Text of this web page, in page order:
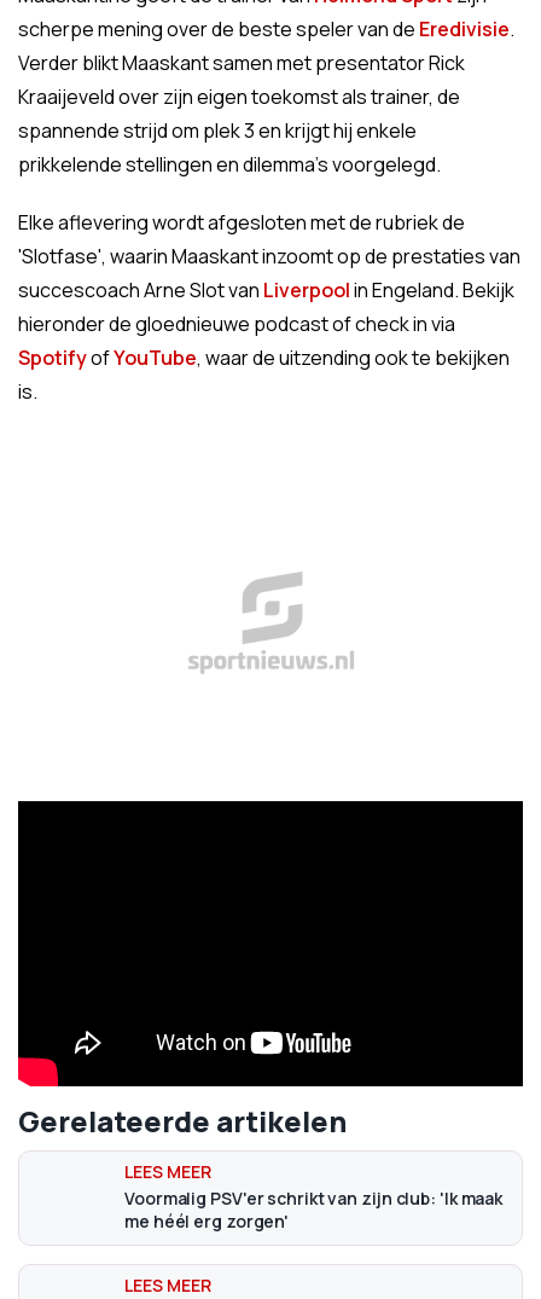
scherpe mening over de beste speler van de Eredivisie.
Verder blikt Maaskant samen met presentator Rick
Kraaijeveld over zijn eigen toekomst als trainer, de
spannende strijd om plek 3 en krijgt hij enkele
prikkelende stellingen en dilemma's voorgelegd.
Elke aflevering wordt afgesloten met de rubriek de
'Slotfase', waarin Maaskant inzoomt op de prestaties van
succescoach Arne Slot van Liverpoolin Engeland. Bekijk
hieronder de gloednieuwe podcast of check in via
SpotifyofYouTube, waar de uitzending ook te bekijken
is.
Gerelateerde artikelen
Voormalig PSV'er schrikt van zijn club: 'Ik maak
me héél erg zorgen'